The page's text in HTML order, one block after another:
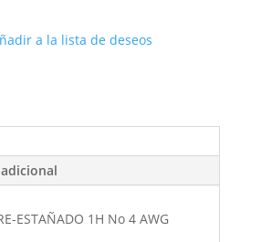
a la lista de deseos
ESTAÑADO 1H No 4 AWG